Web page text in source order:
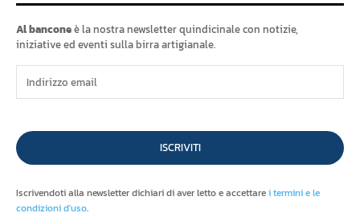
Al banconeè la nostra newsletter quindicinale con notizie,
iniziative ed eventi sulla birra artigianale.
ISCRIVITI
Iscrivendoti alla newsletter dichiari di aver letto e accettarei termini e le
condizioni d'uso.